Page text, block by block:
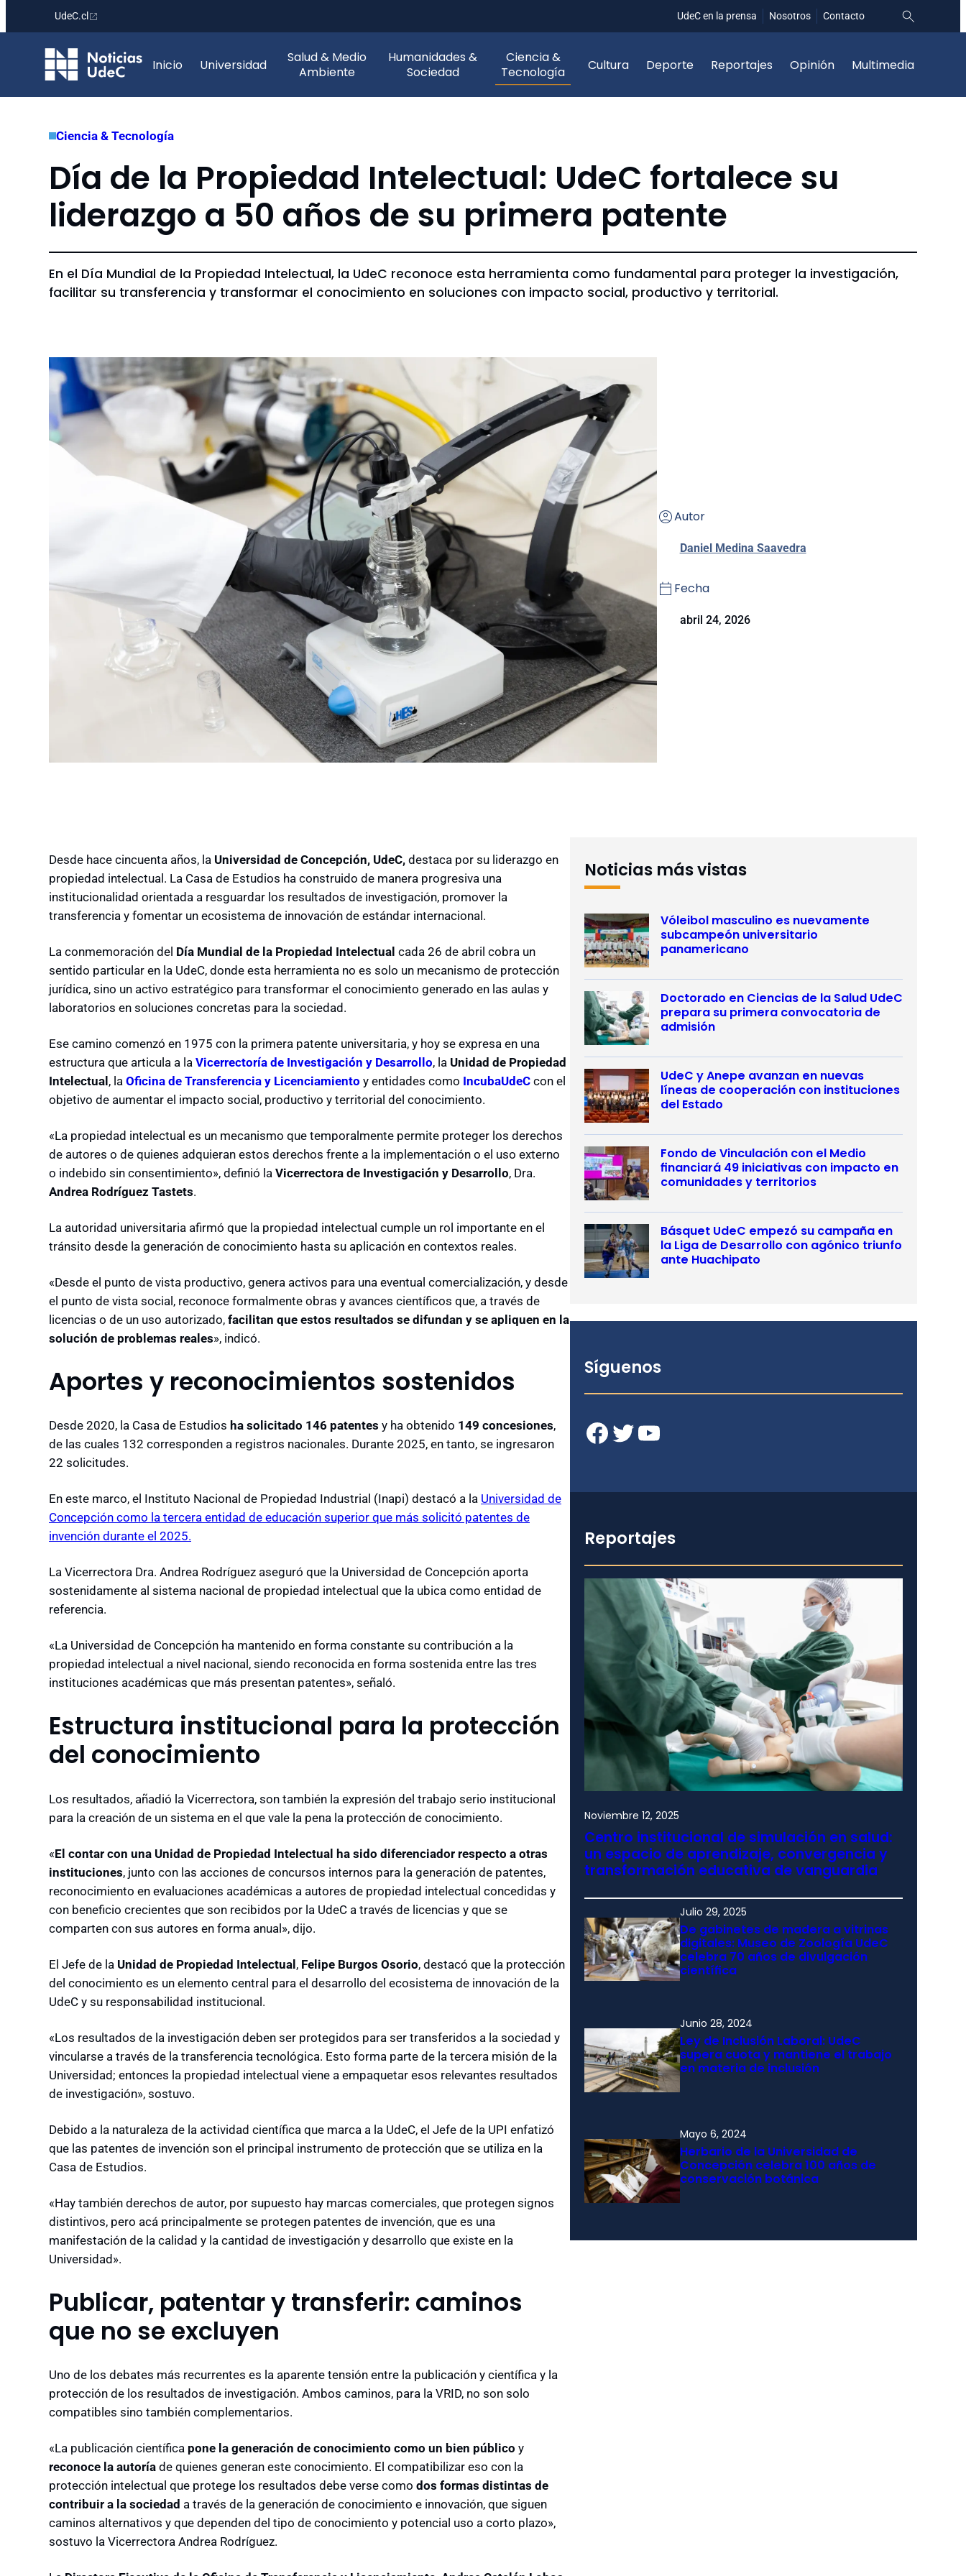
contenido
UdeC.cl UdeC en la prensa Nosotros Contacto
Inicio Universidad
Salud & Medio
Ambiente
Humanidades &
Sociedad
Ciencia &
Tecnología
Cultura Deporte Reportajes Opinión Multimedia
Ciencia & Tecnología
Día de la Propiedad Intelectual: UdeC fortalece su
liderazgo a 50 años de su primera patente
En el Día Mundial de la Propiedad Intelectual, la UdeC reconoce esta herramienta como fundamental para proteger la investigación,
facilitar su transferencia y transformar el conocimiento en soluciones con impacto social, productivo y territorial.
Autor
Daniel Medina Saavedra
Fecha
abril 24, 2026
Desde hace cincuenta años, la Universidad de Concepción, UdeC, destaca por su liderazgo en
propiedad intelectual. La Casa de Estudios ha construido de manera progresiva una
institucionalidad orientada a resguardar los resultados de investigación, promover la
transferencia y fomentar un ecosistema de innovación de estándar internacional.
La conmemoración del Día Mundial de la Propiedad Intelectual cada 26 de abril cobra un
sentido particular en la UdeC, donde esta herramienta no es solo un mecanismo de protección
jurídica, sino un activo estratégico para transformar el conocimiento generado en las aulas y
laboratorios en soluciones concretas para la sociedad.
Ese camino comenzó en 1975 con la primera patente universitaria, y hoy se expresa en una
estructura que articula a la Vicerrectoría de Investigación y Desarrollo, la Unidad de Propiedad
Intelectual, la Oficina de Transferencia y Licenciamiento y entidades como IncubaUdeC con el
objetivo de aumentar el impacto social, productivo y territorial del conocimiento.
«La propiedad intelectual es un mecanismo que temporalmente permite proteger los derechos
de autores o de quienes adquieran estos derechos frente a la implementación o el uso externo
o indebido sin consentimiento», definió la Vicerrectora de Investigación y Desarrollo, Dra.
Andrea Rodríguez Tastets.
La autoridad universitaria afirmó que la propiedad intelectual cumple un rol importante en el
tránsito desde la generación de conocimiento hasta su aplicación en contextos reales.
«Desde el punto de vista productivo, genera activos para una eventual comercialización, y desde
el punto de vista social, reconoce formalmente obras y avances científicos que, a través de
licencias o de un uso autorizado, facilitan que estos resultados se difundan y se apliquen en la
solución de problemas reales», indicó.
Aportes y reconocimientos sostenidos
Desde 2020, la Casa de Estudios ha solicitado 146 patentes y ha obtenido 149 concesiones,
de las cuales 132 corresponden a registros nacionales. Durante 2025, en tanto, se ingresaron
22 solicitudes.
En este marco, el Instituto Nacional de Propiedad Industrial (Inapi) destacó a la Universidad de
Concepción como la tercera entidad de educación superior que más solicitó patentes de
invención durante el 2025.
La Vicerrectora Dra. Andrea Rodríguez aseguró que la Universidad de Concepción aporta
sostenidamente al sistema nacional de propiedad intelectual que la ubica como entidad de
referencia.
«La Universidad de Concepción ha mantenido en forma constante su contribución a la
propiedad intelectual a nivel nacional, siendo reconocida en forma sostenida entre las tres
instituciones académicas que más presentan patentes», señaló.
Estructura institucional para la protección
del conocimiento
Los resultados, añadió la Vicerrectora, son también la expresión del trabajo serio institucional
para la creación de un sistema en el que vale la pena la protección de conocimiento.
«El contar con una Unidad de Propiedad Intelectual ha sido diferenciador respecto a otras
instituciones, junto con las acciones de concursos internos para la generación de patentes,
reconocimiento en evaluaciones académicas a autores de propiedad intelectual concedidas y
con beneficio crecientes que son recibidos por la UdeC a través de licencias y que se
comparten con sus autores en forma anual», dijo.
El Jefe de la Unidad de Propiedad Intelectual, Felipe Burgos Osorio, destacó que la protección
del conocimiento es un elemento central para el desarrollo del ecosistema de innovación de la
UdeC y su responsabilidad institucional.
«Los resultados de la investigación deben ser protegidos para ser transferidos a la sociedad y
vincularse a través de la transferencia tecnológica. Esto forma parte de la tercera misión de la
Universidad; entonces la propiedad intelectual viene a empaquetar esos relevantes resultados
de investigación», sostuvo.
Debido a la naturaleza de la actividad científica que marca a la UdeC, el Jefe de la UPI enfatizó
que las patentes de invención son el principal instrumento de protección que se utiliza en la
Casa de Estudios.
«Hay también derechos de autor, por supuesto hay marcas comerciales, que protegen signos
distintivos, pero acá principalmente se protegen patentes de invención, que es una
manifestación de la calidad y la cantidad de investigación y desarrollo que existe en la
Universidad».
Publicar, patentar y transferir: caminos
que no se excluyen
Uno de los debates más recurrentes es la aparente tensión entre la publicación y científica y la
protección de los resultados de investigación. Ambos caminos, para la VRID, no son solo
compatibles sino también complementarios.
«La publicación científica pone la generación de conocimiento como un bien público y
reconoce la autoría de quienes generan este conocimiento. El compatibilizar eso con la
protección intelectual que protege los resultados debe verse como dos formas distintas de
contribuir a la sociedad a través de la generación de conocimiento e innovación, que siguen
caminos alternativos y que dependen del tipo de conocimiento y potencial uso a corto plazo»,
sostuvo la Vicerrectora Andrea Rodríguez.
Noticias más vistas
Vóleibol masculino es nuevamente
subcampeón universitario
panamericano
Doctorado en Ciencias de la Salud UdeC
prepara su primera convocatoria de
admisión
UdeC y Anepe avanzan en nuevas
líneas de cooperación con instituciones
del Estado
Fondo de Vinculación con el Medio
financiará 49 iniciativas con impacto en
comunidades y territorios
Básquet UdeC empezó su campaña en
la Liga de Desarrollo con agónico triunfo
ante Huachipato
Síguenos
Facebook Twitter YouTube
Reportajes
Noviembre 12, 2025
Centro institucional de simulación en salud:
un espacio de aprendizaje, convergencia y
transformación educativa de vanguardia
Julio 29, 2025
De gabinetes de madera a vitrinas
digitales: Museo de Zoología UdeC
celebra 70 años de divulgación
científica
Junio 28, 2024
Ley de Inclusión Laboral: UdeC
supera cuota y mantiene el trabajo
en materia de inclusión
Mayo 6, 2024
Herbario de la Universidad de
Concepción celebra 100 años de
conservación botánica